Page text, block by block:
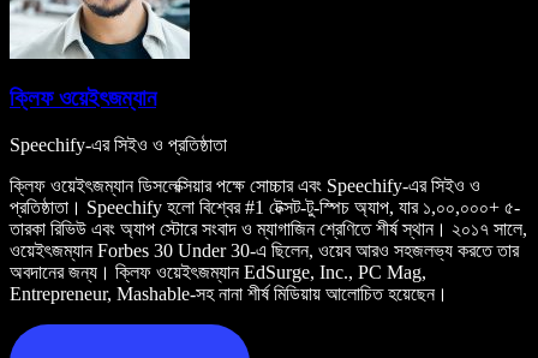
ক্লিফ ওয়েইৎজম্যান
Speechify-এর সিইও ও প্রতিষ্ঠাতা
ক্লিফ ওয়েইৎজম্যান ডিসলেক্সিয়ার পক্ষে সোচ্চার এবং Speechify-এর সিইও ও
প্রতিষ্ঠাতা। Speechify হলো বিশ্বের #1 টেক্সট-টু-স্পিচ অ্যাপ, যার ১,০০,০০০+ ৫-
তারকা রিভিউ এবং অ্যাপ স্টোরে সংবাদ ও ম্যাগাজিন শ্রেণিতে শীর্ষ স্থান। ২০১৭ সালে,
ওয়েইৎজম্যান Forbes 30 Under 30-এ ছিলেন, ওয়েব আরও সহজলভ্য করতে তার
অবদানের জন্য। ক্লিফ ওয়েইৎজম্যান EdSurge, Inc., PC Mag,
Entrepreneur, Mashable-সহ নানা শীর্ষ মিডিয়ায় আলোচিত হয়েছেন।